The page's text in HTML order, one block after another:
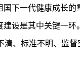
国下一代健康成长
建设是其中关键一
、标准不明、监